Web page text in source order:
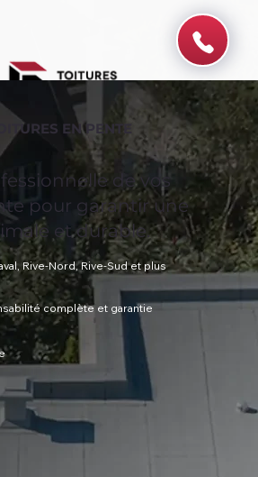
EN PENTE
de vos
pour garantir une
et durable.
Rive-Nord, Rive-Sud et plus
complète et garantie